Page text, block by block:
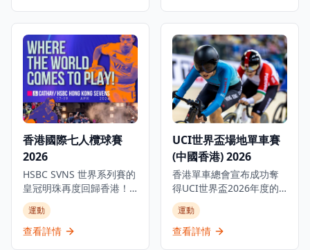
娛樂體驗。 「超級瑪利
歐」系列的裝飾與拍照區
將會設置於活動會場與路
跑路線。 公眾報名開始頭4
天成功報名的參加者，將
獲得特別優惠。
直播澳網精彩賽事、美食
攤位，更有網球主題互動
遊戲等豐富體驗！一連三
日，約同親朋好友享受精
彩週末，盡情投入每場扣
人心弦的比賽！作為澳洲
網球公開賽官方人壽保險
壽一直致力為客戶提供卓
越保障，並將傳承理念延
伸至體壇發展。活動亮
點：賽事直播區：超大型
戶外LED螢幕即場轉播澳網
精彩賽事；嘉年華樂趣：
網球主題遊戲、面部彩
繪、夾公仔機等親子互動
香港國際七人欖球賽
2026
HSBC SVNS 世界系列賽的
皇冠明珠再度回歸香港！
2026年4月17至19日，全
新啟德體育園將舉辦三天
激烈賽事，共40支隊伍角
運動
查看詳情
UCI世界盃場地單車賽
(中國香港) 2026
香港單車總會宣布成功奪
得UCI世界盃2026年度的
主辦權，賽事將於2026年4
月17至19日在將軍澳香港
單車館舉行。 2026年UCI
運動
查看詳情